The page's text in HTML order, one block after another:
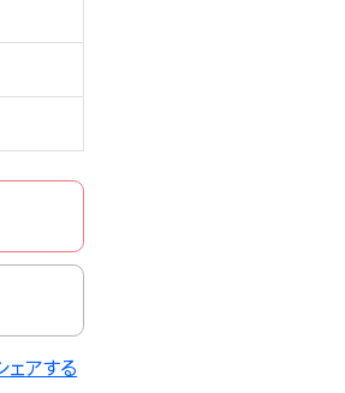
ェアする